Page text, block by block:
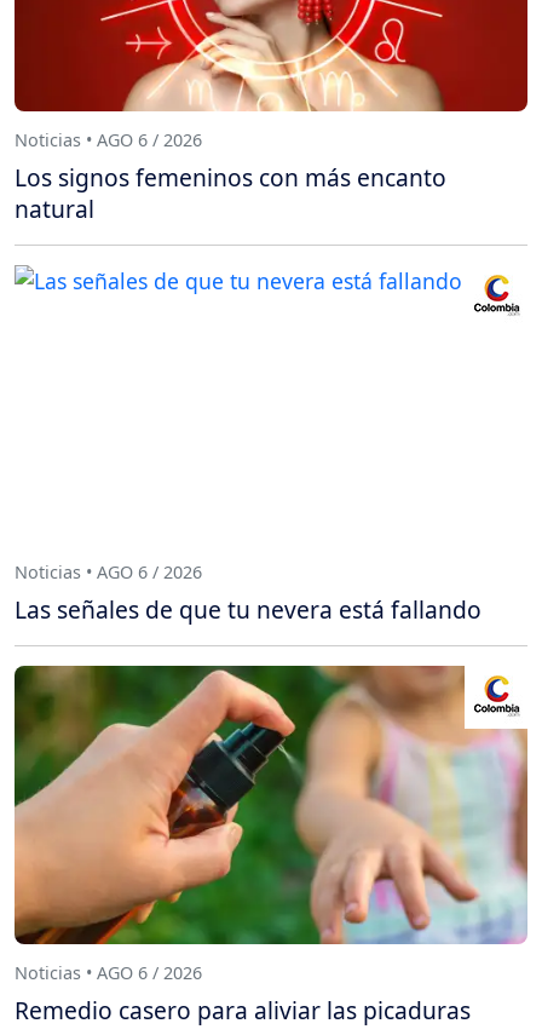
Noticias • AGO 6 / 2026
Los signos femeninos con más encanto
natural
Noticias • AGO 6 / 2026
Las señales de que tu nevera está fallando
Noticias • AGO 6 / 2026
Remedio casero para aliviar las picaduras